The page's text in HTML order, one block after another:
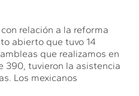
relación a la reforma
abierto que tuvo 14
que realizamos en
390, tuvieron la asistencia
Los mexicanos